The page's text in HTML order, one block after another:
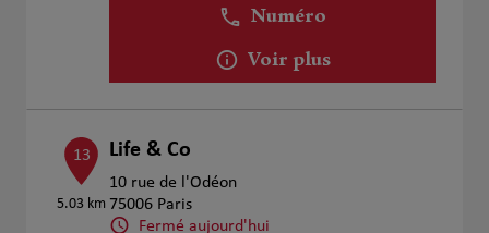
Numéro
Voir plus
13
5.03 km
Life & Co
10 rue de l'Odéon
75006 Paris
Fermé aujourd'hui